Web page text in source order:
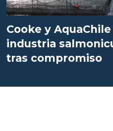
Cooke y
industria
tras compromiso